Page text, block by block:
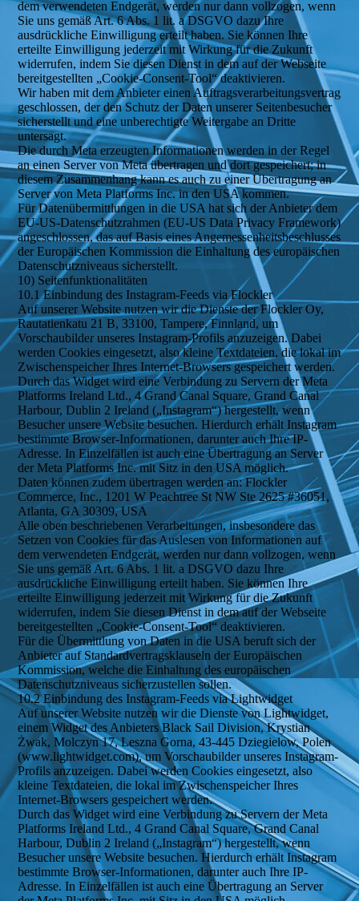
dem verwendeten Endgerät, werden nur dann vollzogen, wenn
Sie uns gemäß Art. 6 Abs. 1 lit. a DSGVO dazu Ihre
ausdrückliche Einwilligung erteilt haben. Sie können Ihre
erteilte Einwilligung jederzeit mit Wirkung für die Zukunft
widerrufen, indem Sie diesen Dienst in dem auf der Webseite
bereitgestellten „Cookie-Consent-Tool“ deaktivieren.
Wir haben mit dem Anbieter einen Auftragsverarbeitungsvertrag
geschlossen, der den Schutz der Daten unserer Seitenbesucher
sicherstellt und eine unberechtigte Weitergabe an Dritte
untersagt.
Die durch Meta erzeugten Informationen werden in der Regel
an einen Server von Meta übertragen und dort gespeichert; in
diesem Zusammenhang kann es auch zu einer Übertragung an
Server von Meta Platforms Inc. in den USA kommen.
Für Datenübermittlungen in die USA hat sich der Anbieter dem
EU-US-Datenschutzrahmen (EU-US Data Privacy Framework)
angeschlossen, das auf Basis eines Angemessenheitsbeschlusses
der Europäischen Kommission die Einhaltung des europäischen
Datenschutzniveaus sicherstellt.
10) Seitenfunktionalitäten
10.1 Einbindung des Instagram-Feeds via Flockler
Auf unserer Website nutzen wir die Dienste der Flockler Oy,
Rautatienkatu 21 B, 33100, Tampere, Finnland, um
Vorschaubilder unseres Instagram-Profils anzuzeigen. Dabei
werden Cookies eingesetzt, also kleine Textdateien, die lokal im
Zwischenspeicher Ihres Internet-Browsers gespeichert werden.
Durch das Widget wird eine Verbindung zu Servern der Meta
Platforms Ireland Ltd., 4 Grand Canal Square, Grand Canal
Harbour, Dublin 2 Ireland („Instagram“) hergestellt, wenn
Besucher unsere Website besuchen. Hierdurch erhält Instagram
bestimmte Browser-Informationen, darunter auch Ihre IP-
Adresse. In Einzelfällen ist auch eine Übertragung an Server
der Meta Platforms Inc. mit Sitz in den USA möglich.
Daten können zudem übertragen werden an: Flockler
Commerce, Inc., 1201 W Peachtree St NW Ste 2625 #36051,
Atlanta, GA 30309, USA
Alle oben beschriebenen Verarbeitungen, insbesondere das
Setzen von Cookies für das Auslesen von Informationen auf
dem verwendeten Endgerät, werden nur dann vollzogen, wenn
Sie uns gemäß Art. 6 Abs. 1 lit. a DSGVO dazu Ihre
ausdrückliche Einwilligung erteilt haben. Sie können Ihre
erteilte Einwilligung jederzeit mit Wirkung für die Zukunft
widerrufen, indem Sie diesen Dienst in dem auf der Webseite
bereitgestellten „Cookie-Consent-Tool“ deaktivieren.
Für die Übermittlung von Daten in die USA beruft sich der
Anbieter auf Standardvertragsklauseln der Europäischen
Kommission, welche die Einhaltung des europäischen
Datenschutzniveaus sicherzustellen sollen.
10.2 Einbindung des Instagram-Feeds via Lightwidget
Auf unserer Website nutzen wir die Dienste von Lightwidget,
einem Widget des Anbieters Black Sail Division, Krystian
Żwak, Molczyn 17, Leszna Gorna, 43-445 Dziegielow, Polen
(www.lightwidget.com), um Vorschaubilder unseres Instagram-
Profils anzuzeigen. Dabei werden Cookies eingesetzt, also
kleine Textdateien, die lokal im Zwischenspeicher Ihres
Internet-Browsers gespeichert werden.
Durch das Widget wird eine Verbindung zu Servern der Meta
Platforms Ireland Ltd., 4 Grand Canal Square, Grand Canal
Harbour, Dublin 2 Ireland („Instagram“) hergestellt, wenn
Besucher unsere Website besuchen. Hierdurch erhält Instagram
bestimmte Browser-Informationen, darunter auch Ihre IP-
Adresse. In Einzelfällen ist auch eine Übertragung an Server